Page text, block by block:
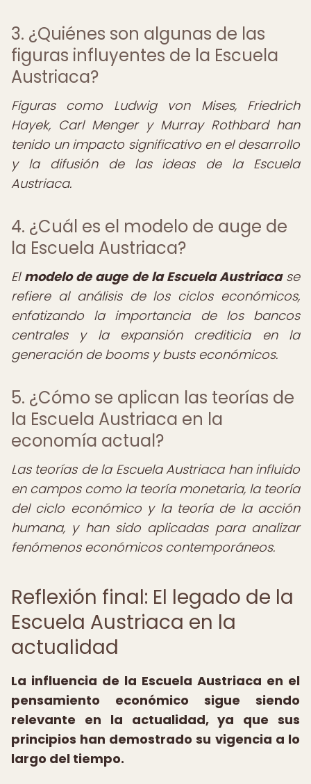
3. ¿Quiénes son algunas de las
figuras influyentes de la Escuela
Austriaca?
Figuras como Ludwig von Mises, Friedrich
Hayek, Carl Menger y Murray Rothbard han
tenido un impacto significativo en el desarrollo
y la difusión de las ideas de la Escuela
Austriaca.
4. ¿Cuál es el modelo de auge de
la Escuela Austriaca?
El modelo de auge de la Escuela Austriacase
refiere al análisis de los ciclos económicos,
enfatizando la importancia de los bancos
centrales y la expansión crediticia en la
generación de booms y busts económicos.
5. ¿Cómo se aplican las teorías de
la Escuela Austriaca en la
economía actual?
Las teorías de la Escuela Austriaca han influido
en campos como la teoría monetaria, la teoría
del ciclo económico y la teoría de la acción
humana, y han sido aplicadas para analizar
fenómenos económicos contemporáneos.
Reflexión final: El legado de la
Escuela Austriaca en la
actualidad
La influencia de la Escuela Austriaca en el
pensamiento económico sigue siendo
relevante en la actualidad, ya que sus
principios han demostrado su vigencia a lo
largo del tiempo.